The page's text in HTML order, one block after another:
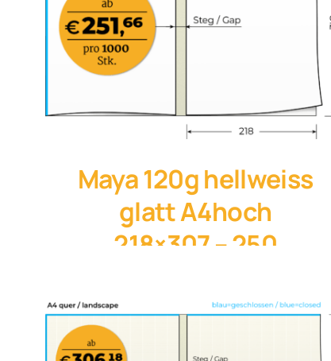
Maya 120g hellweiss
glatt A4hoch
218×307 – 250
10. März 2024